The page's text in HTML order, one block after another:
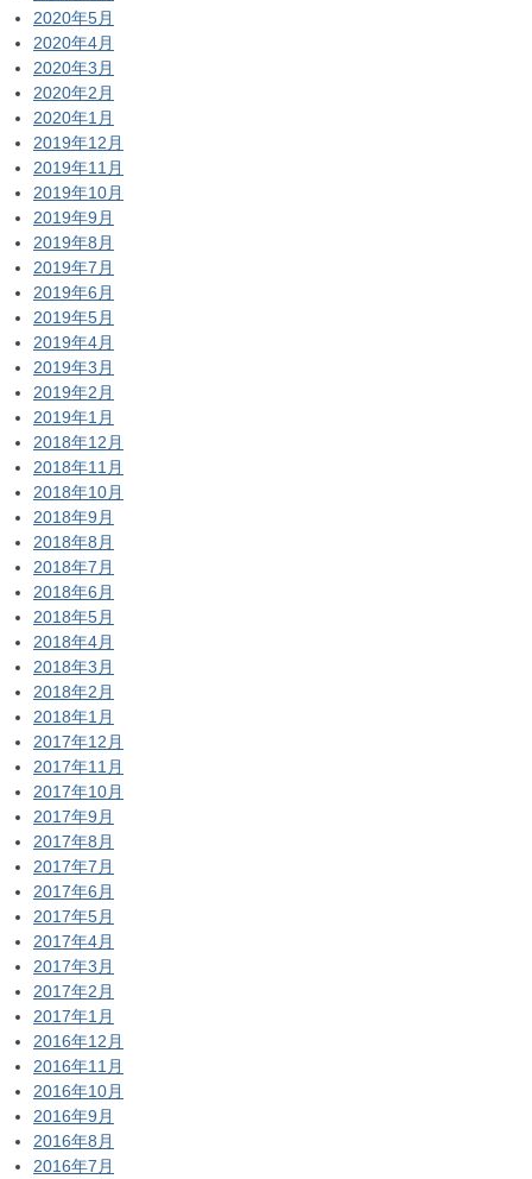
2020年5月
2020年4月
2020年3月
2020年2月
2020年1月
2019年12月
2019年11月
2019年10月
2019年9月
2019年8月
2019年7月
2019年6月
2019年5月
2019年4月
2019年3月
2019年2月
2019年1月
2018年12月
2018年11月
2018年10月
2018年9月
2018年8月
2018年7月
2018年6月
2018年5月
2018年4月
2018年3月
2018年2月
2018年1月
2017年12月
2017年11月
2017年10月
2017年9月
2017年8月
2017年7月
2017年6月
2017年5月
2017年4月
2017年3月
2017年2月
2017年1月
2016年12月
2016年11月
2016年10月
2016年9月
2016年8月
2016年7月